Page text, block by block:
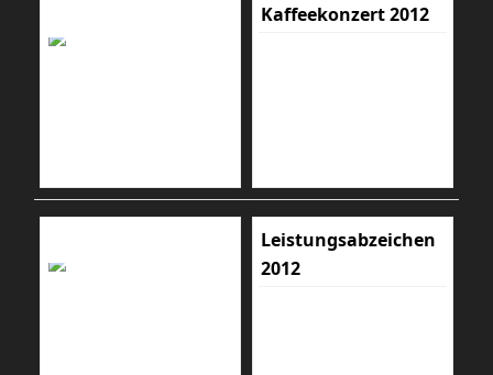
Kaffeekonzert 2012
Leistungsabzeichen
2012